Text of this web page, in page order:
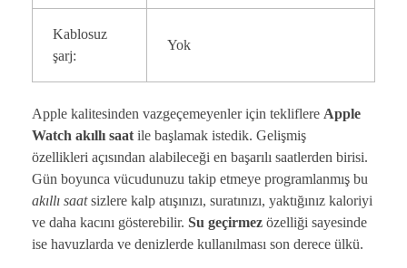
Kablosuz
şarj:
Yok
Apple kalitesinden vazgeçemeyenler için tekliflere Apple
Watch akıllı saat ile başlamak istedik. Gelişmiş
özellikleri açısından alabileceği en başarılı saatlerden birisi.
Gün boyunca vücudunuzu takip etmeye programlanmış bu
akıllı saatsizlere kalp atışınızı, suratınızı, yaktığınız kaloriyi
ve daha kacını gösterebilir. Su geçirmez özelliği sayesinde
ise havuzlarda ve denizlerde kullanılması son derece ülkü.